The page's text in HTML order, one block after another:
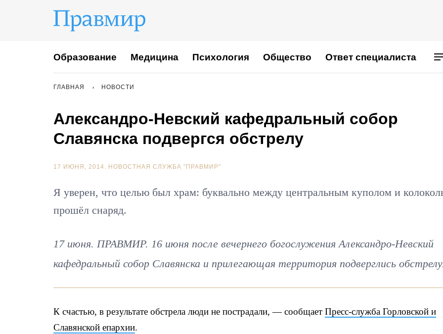
Образование Медицина Психология Общество Ответ специалиста
ГЛАВНАЯ НОВОСТИ
Александро-Невский кафедральный собор
Славянска подвергся обстрелу
17 ИЮНЯ, 2014. НОВОСТНАЯ СЛУЖБА "ПРАВМИР"
Я уверен, что целью был храм: буквально между центральным куполом и
прошёл снаряд.
17 июня. ПРАВМИР. 16 июня после вечернего богослужения Александро-Невский
кафедральный собор Славянска и прилегающая территория подверглись
К счастью, в результате обстрела люди не пострадали, — сообщает Пресс-служба Горловской и
Славянской епархии.